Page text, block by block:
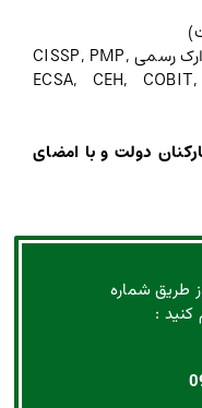
استاد روزبه نوروزی (دارای مدارک رسمی CISSP, PMP,
ECSA, CEH,
دولت و با امضای
طریق شماره
کنید :